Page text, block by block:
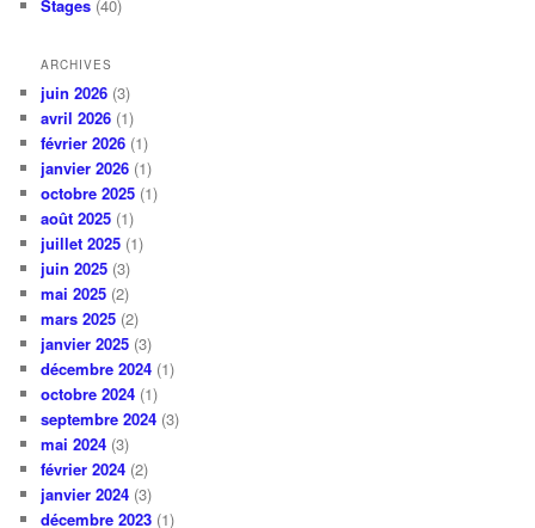
Stages (40)
ARCHIVES
juin 2026 (3)
avril 2026 (1)
février 2026 (1)
janvier 2026 (1)
octobre 2025 (1)
août 2025 (1)
juillet 2025 (1)
juin 2025 (3)
mai 2025 (2)
mars 2025 (2)
janvier 2025 (3)
décembre 2024 (1)
octobre 2024 (1)
septembre 2024 (3)
mai 2024 (3)
février 2024 (2)
janvier 2024 (3)
décembre 2023 (1)